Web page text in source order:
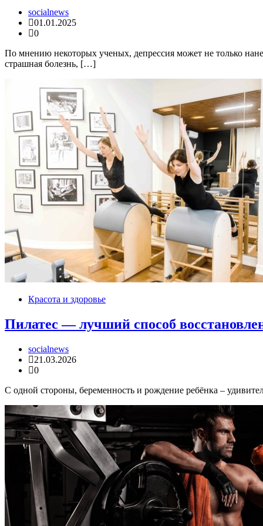
socialnews
01.01.2025
0
По мнению некоторых ученых, депрессия может не только
страшная болезнь, […]
Красота и здоровье
Пилатес — лучший способ
socialnews
21.03.2026
0
С одной стороны, беременность и рождение ребёнка –